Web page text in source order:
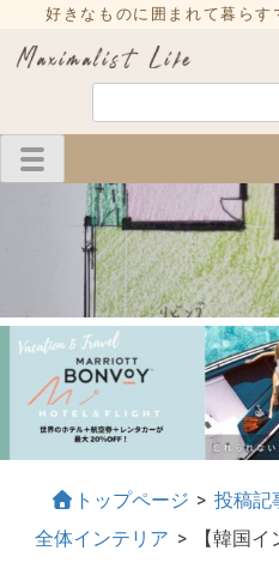
content
好きなものに囲まれて暮ら
トップページ > 投稿記
全体インテリア > 【韓国